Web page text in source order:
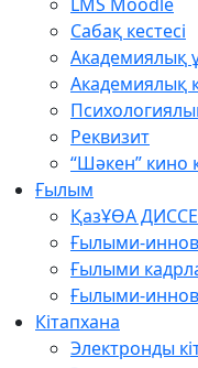
Сабақ кестесі
Академиялық
Академиялық
Реквизит
“Шәкен” кино
Ғылым
ҚазҰӨА
Ғылыми-
Ғылыми
Ғылыми-
Кітапхана
Электронды